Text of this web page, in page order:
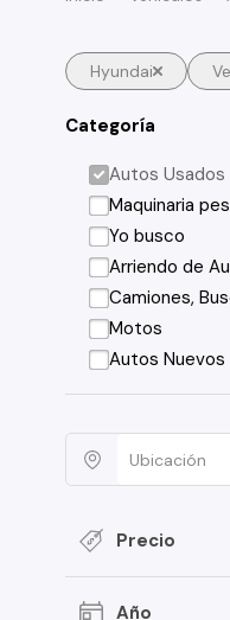
Hyundai
Categoría
Autos
Maquinaria
Yo busco
Arriendo de
Camiones,
Motos
Autos Nuevos
Precio
Año